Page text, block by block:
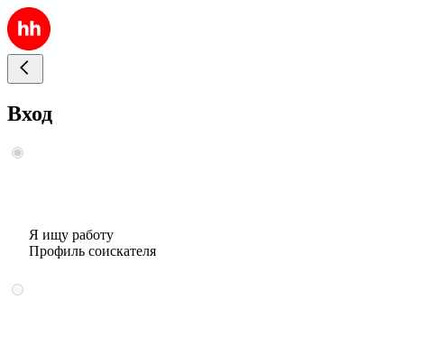
Вход
Я ищу работу
Профиль соискателя